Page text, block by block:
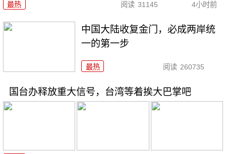
最热 阅读 31145 4小时前
中国大陆收复金门，必成两岸统
一的第一步
最热 阅读 260735
国台办释放重大信号，台湾等着挨大巴掌吧